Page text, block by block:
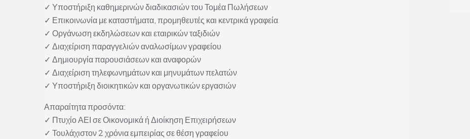
✓ Υποστήριξη καθημερινών διαδικασιών του Τομέα Πωλήσεων
✓ Επικοινωνία με καταστήματα, προμηθευτές και κεντρικά γραφεία
✓ Οργάνωση εκδηλώσεων και εταιρικών ταξιδιών
✓ Διαχείριση παραγγελιών αναλωσίμων γραφείου
✓ Δημιουργία παρουσιάσεων και αναφορών
✓ Διαχείριση τηλεφωνημάτων και μηνυμάτων πελατών
✓ Υποστήριξη διοικητικών και οργανωτικών εργασιών
Απαραίτητα προσόντα:
✓ Πτυχίο ΑΕΙ σε Οικονομικά ή Διοίκηση Επιχειρήσεων
✓ Τουλάχιστον 2 χρόνια εμπειρίας σε θέση γραφείου